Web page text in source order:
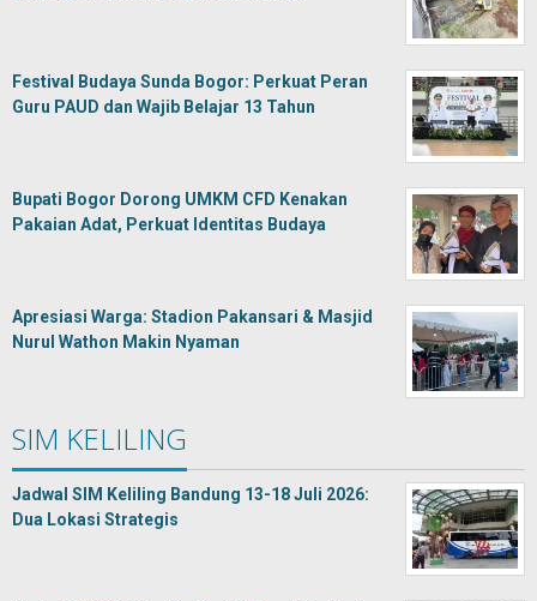
Festival Budaya Sunda Bogor: Perkuat Peran
Guru PAUD dan Wajib Belajar 13 Tahun
Bupati Bogor Dorong UMKM CFD Kenakan
Pakaian Adat, Perkuat Identitas Budaya
Apresiasi Warga: Stadion Pakansari & Masjid
Nurul Wathon Makin Nyaman
SIM KELILING
Jadwal SIM Keliling Bandung 13-18 Juli 2026:
Dua Lokasi Strategis